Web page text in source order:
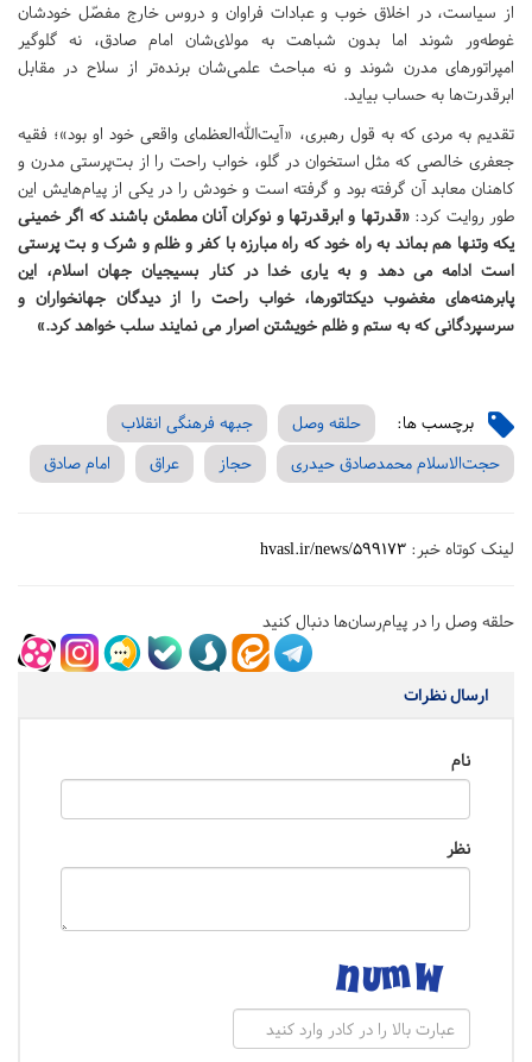
از سیاست، در اخلاق خوب و عبادات فراوان و دروس خارج مفصّل خودشان
غوطه‌ور شوند اما بدون شباهت به مولای‌شان امام صادق، نه گلوگیر
امپراتورهای مدرن شوند و نه مباحث علمی‌شان برنده‌تر از سلاح در مقابل
ابرقدرت‌ها به حساب بیاید.
تقدیم به مردی که به قول رهبری، «آیت‌الله‌العظمای واقعی خود او بود»؛ فقیه
جعفری خالصی که مثل استخوان در گلو، خواب راحت را از بت‌پرستی مدرن و
کاهنان معابد آن گرفته بود و گرفته است و خودش را در یکی از پیام‌هایش این
طور روایت کرد:«قدرتها و ابرقدرتها و نوکران آنان مطمئن باشند که اگر خمینی
یکه وتنها هم بماند به‏‎ ‎‏راه خود که راه مبارزه با کفر و ظلم و شرک و بت پرستی
است ادامه می دهد و به یاری‏‎ ‎‏خدا در کنار بسیجیان جهان اسلام، این
پابرهنه‌های مغضوب دیکتاتورها، خواب راحت‏ را از دیدگان جهانخواران و
سرسپردگانی که به ستم و ظلم خویشتن اصرار می نمایند‏‎ ‎‏سلب خواهد کرد.»
برچسب ها: حلقه وصل
جبهه فرهنگی انقلاب
حجت‌الاسلام محمدصادق حیدری
حجاز عراق امام صادق
لینک کوتاه خبر: hvasl.ir/news/599173
حلقه وصل را در پیام‌رسان‌ها دنبال کنید
ارسال نظرات
نام
نظر